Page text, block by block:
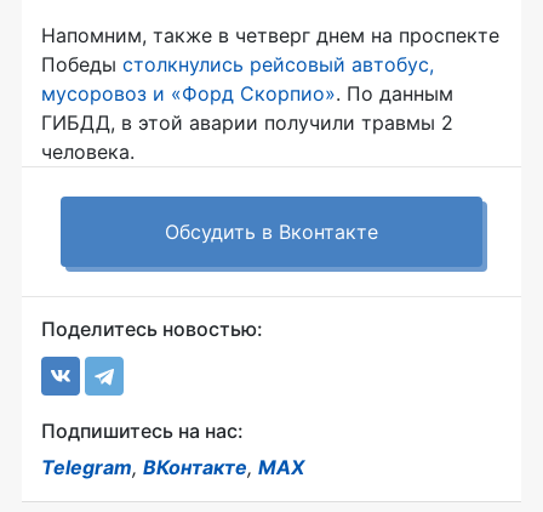
Напомним, также в четверг днем на проспекте
Победы столкнулись рейсовый автобус,
мусоровоз и «Форд Скорпио». По данным
ГИБДД, в этой аварии получили травмы 2
человека.
Обсудить в Вконтакте
Поделитесь новостью:
Подпишитесь на нас:
Telegram, ВКонтакте, MAX